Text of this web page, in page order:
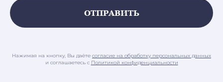
ОТПРАВИТЬ
Нажимая на кнопку, Вы даёте согласие на обработку персональных данных
и соглашаетесь c Политикой конфиденциальности